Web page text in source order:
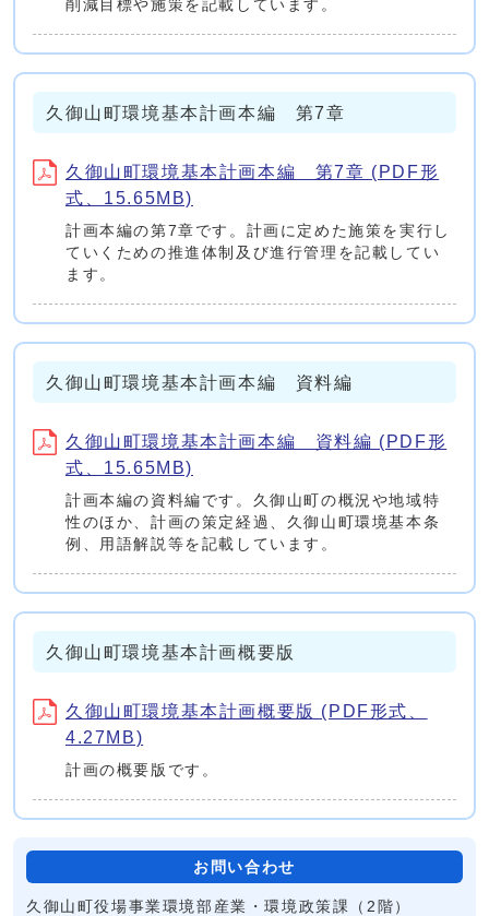
削減目標や施策を記載しています。
久御山町環境基本計画本編 第7章
久御山町環境基本計画本編 第7章 (PDF形
式、15.65MB)
計画本編の第7章です。計画に定めた施策を実行し
ていくための推進体制及び進行管理を記載してい
ます。
久御山町環境基本計画本編 資料編
久御山町環境基本計画本編 資料編 (PDF形
式、15.65MB)
計画本編の資料編です。久御山町の概況や地域特
性のほか、計画の策定経過、久御山町環境基本条
例、用語解説等を記載しています。
久御山町環境基本計画概要版
久御山町環境基本計画概要版 (PDF形式、
4.27MB)
計画の概要版です。
お問い合わせ
久御山町役場事業環境部産業・環境政策課（2階）